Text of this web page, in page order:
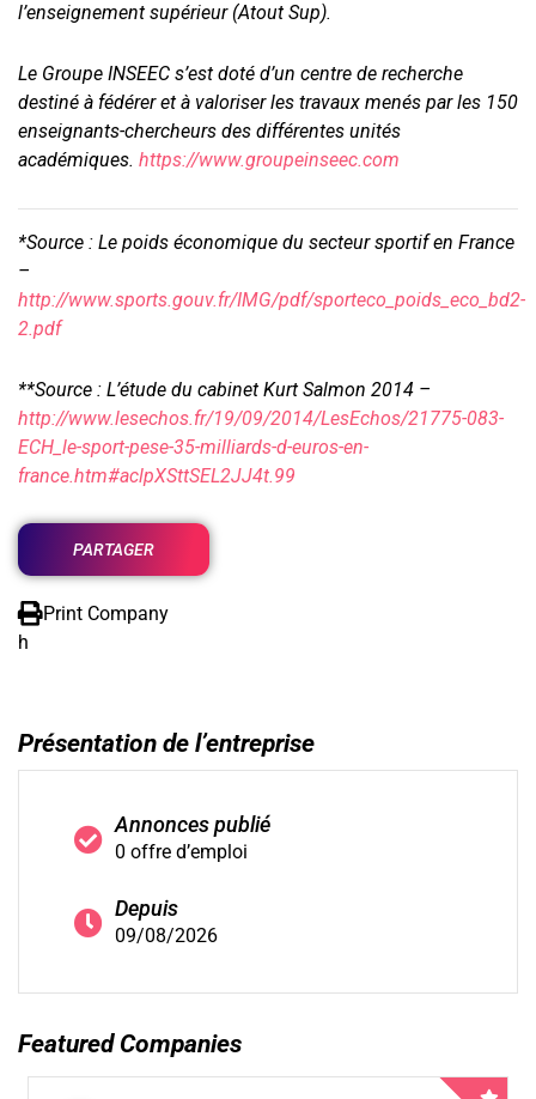
l’enseignement supérieur (Atout Sup).
Le Groupe INSEEC s’est doté d’un centre de recherche
destiné à fédérer et à valoriser les travaux menés par les 150
enseignants-chercheurs des différentes unités
académiques. https://www.groupeinseec.com
*Source : Le poids économique du secteur sportif en France
–
http://www.sports.gouv.fr/IMG/pdf/sporteco_poids_eco_bd2-
2.pdf
**Source : L’étude du cabinet Kurt Salmon 2014 –
http://www.lesechos.fr/19/09/2014/LesEchos/21775-083-
ECH_le-sport-pese-35-milliards-d-euros-en-
france.htm#aclpXSttSEL2JJ4t.99
PARTAGER
Print Company
h
Présentation de l’entreprise
Annonces publié
0 offre d’emploi
Depuis
09/08/2026
Featured Companies